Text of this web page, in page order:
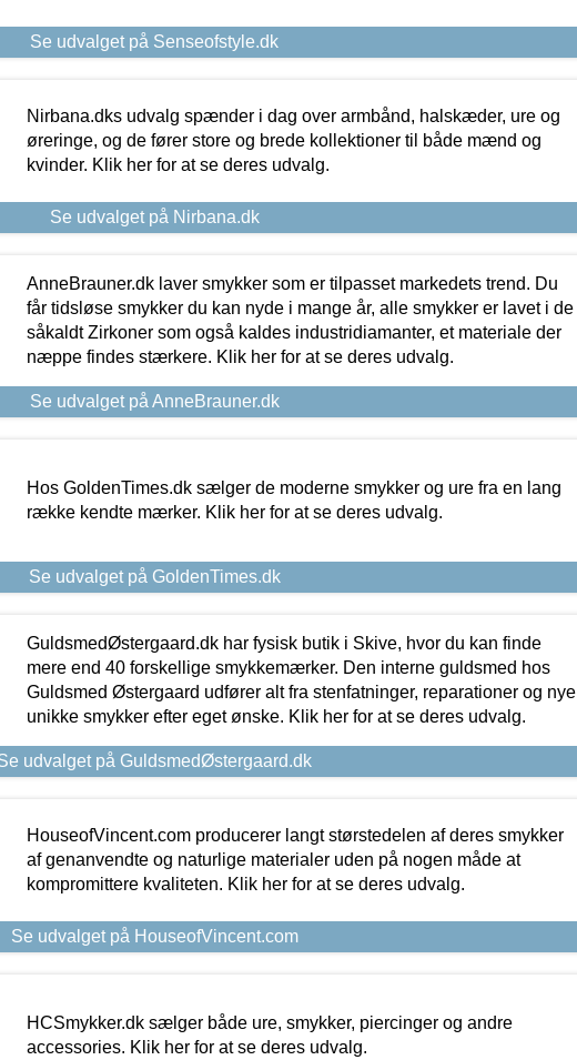
Se udvalget på Senseofstyle.dk
Nirbana.dks udvalg spænder i dag over armbånd, halskæder, ure og
øreringe, og de fører store og brede kollektioner til både mænd og
kvinder. Klik her for at se deres udvalg.
Se udvalget på Nirbana.dk
AnneBrauner.dk laver smykker som er tilpasset markedets trend. Du
får tidsløse smykker du kan nyde i mange år, alle smykker er lavet i de
såkaldt Zirkoner som også kaldes industridiamanter, et materiale der
næppe findes stærkere. Klik her for at se deres udvalg.
Se udvalget på AnneBrauner.dk
Hos GoldenTimes.dk sælger de moderne smykker og ure fra en lang
række kendte mærker. Klik her for at se deres udvalg.
Se udvalget på GoldenTimes.dk
GuldsmedØstergaard.dk har fysisk butik i Skive, hvor du kan finde
mere end 40 forskellige smykkemærker. Den interne guldsmed hos
Guldsmed Østergaard udfører alt fra stenfatninger, reparationer og nye
unikke smykker efter eget ønske. Klik her for at se deres udvalg.
udvalget på GuldsmedØstergaard.dk
HouseofVincent.com producerer langt størstedelen af deres smykker
af genanvendte og naturlige materialer uden på nogen måde at
kompromittere kvaliteten. Klik her for at se deres udvalg.
Se udvalget på HouseofVincent.com
HCSmykker.dk sælger både ure, smykker, piercinger og andre
accessories. Klik her for at se deres udvalg.